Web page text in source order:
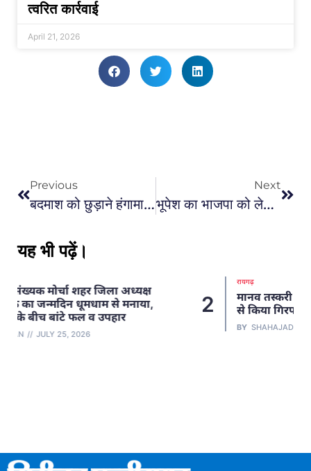
त्वरित कार्रवाई
April 21, 2026
Previous
बदमाश को छुड़ाने हंगामा : मुजगहन थाने में जमकर हुआ हंगामा… जेल से छुटते ही पुलिस को देख लेने की धमकी… आरोपी को छुड़वाने मचाया इतना बवाल
Next
भूपेश का भाजपा को लेकर बयान : भूपेश बघेल का बड़ा बयान, बोले- देश का संविधान बदलना चाहती है भाजपा, इसलिए कह रहे ‘अबकी बार 400 पार’
यह भी पढ़ें।
2
मानव तस्करी के 4 वर्ष से फरार आरोपी को जशपुर
से किया गिरफ्तार